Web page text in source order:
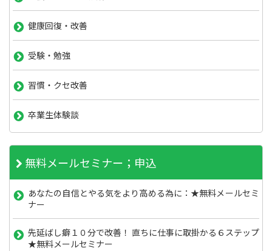
健康回復・改善
受験・勉強
習慣・クセ改善
卒業生体験談
無料メールセミナー；申込
あなたの自信とやる気をより高める為に：★無料メールセミ
ナー
先延ばし癖１０分で改善！ 直ちに仕事に取掛かる６ステップ
★無料メールセミナー